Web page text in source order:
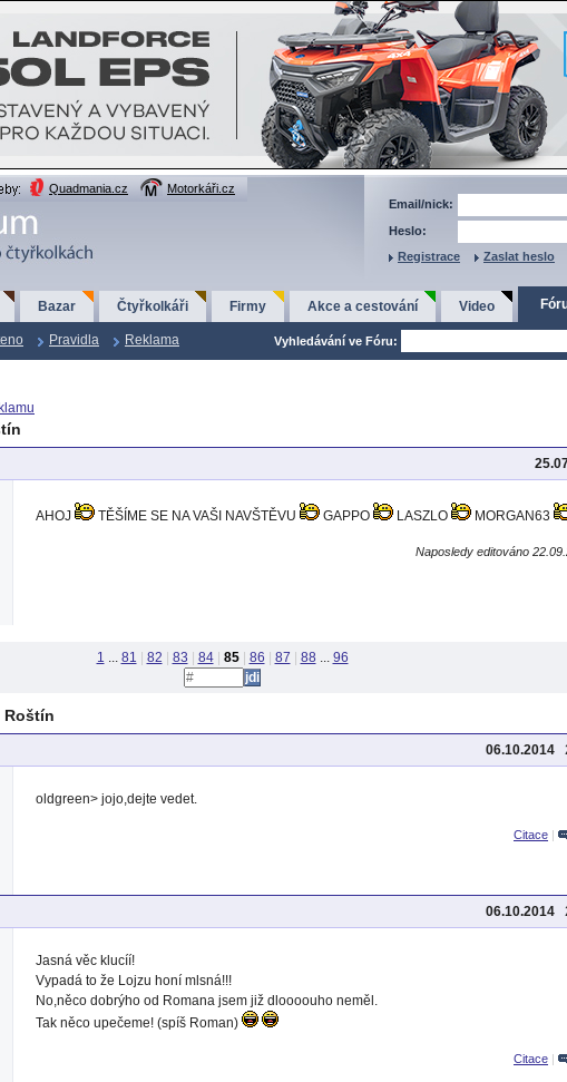
Quadmania.cz
Motorkáři.cz
Email/nick:
Heslo:
Registrace
Zaslat heslo
Bazar Čtyřkolkáři Firmy Akce a cestování Video
Pravidla Reklama Vyhledávání ve Fóru:
AHOJ TĚŠÍME SE NA VAŠI NAVŠTĚVU GAPPO LASZLO MORGAN63
Naposledy editováno
1 ... 81 82 83 84 85 86 87 88 ... 96
Roštín
06.10.2014
oldgreen> jojo,dejte vedet.
Citace |
06.10.2014
Jasná věc klucíí!
Vypadá to že Lojzu honí mlsná!!!
No,něco dobrýho od Romana jsem již dloooouho neměl.
Tak něco upečeme! (spíš Roman)
Citace |